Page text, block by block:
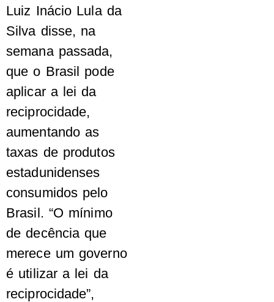
Luiz Inácio Lula da
Silva disse, na
semana passada,
que o Brasil pode
aplicar a lei da
reciprocidade,
aumentando as
taxas de produtos
estadunidenses
consumidos pelo
Brasil. “O mínimo
de decência que
merece um governo
é utilizar a lei da
reciprocidade”,